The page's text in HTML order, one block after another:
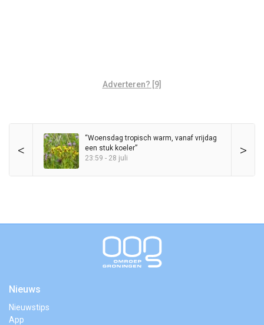
Adverteren? [9]
< >
“Woensdag tropisch warm, vanaf vrijdag
een stuk koeler”
23:59 - 28 juli
Nieuws
Nieuwstips
App